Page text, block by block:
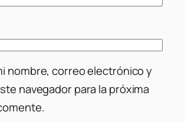
nombre, correo electrónico y
navegador para la próxima